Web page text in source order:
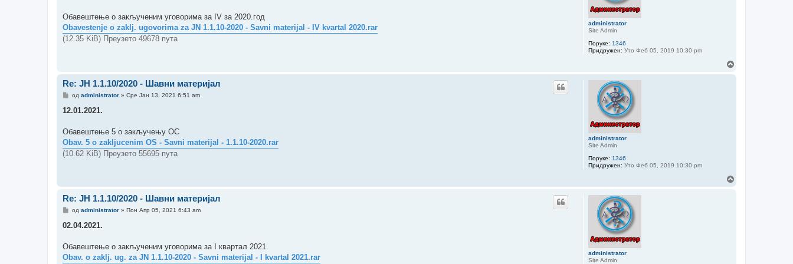
administrator
Site Admin
Поруке: 1346
Придружен: Уто Феб 05, 2019 10:30 pm
а
Обавештење о закљученим уговорима за IV за 2020.год
Obavestenje o zaklj. ugovorima za JN 1.1.10-2020 - Savni materijal - IV kvartal 2020.rar
(12.35 KiB) Преузето 49678 пута
administrator
Site Admin
Поруке: 1346
Придружен: Уто Феб 05, 2019 10:30 pm
Re: ЈН 1.1.10/2020 - Шавни материјал
П
р
а
од administrator» Сре Јан 13, 2021 6:51 am
12.01.2021.
Обавештење 5 о закључењу ОС
Obav. 5 o zakljucenim OS - Savni materijal - 1.1.10-2020.rar
(10.62 KiB) Преузето 55695 пута
administrator
Site Admin
Re: ЈН 1.1.10/2020 - Шавни материјал
П
р
а
од administrator» Пон Апр 05, 2021 6:43 am
02.04.2021.
Обавештење о закљученим уговорима за I квартал 2021.
Obav. o zaklj. ug. za JN 1.1.10-2020 - Savni materijal - I kvartal 2021.rar